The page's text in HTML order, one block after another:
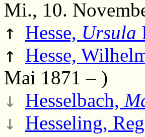
Mi., 10.
↑ Hesse, Ursula
↑ Hesse,
Mai 1871 – )
↓ Hesselbach,
↓ Hesseling,